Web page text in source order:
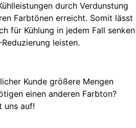
durch Verdunstung
Farbtönen erreicht. Somit lässt
für Kühlung in jedem Fall senken
Reduzierung leisten.
Kunde größere Mengen
einen anderen Farbton?
uns auf!